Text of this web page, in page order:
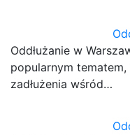
Oddłużanie w
popularnym
zadłużenia wśród…